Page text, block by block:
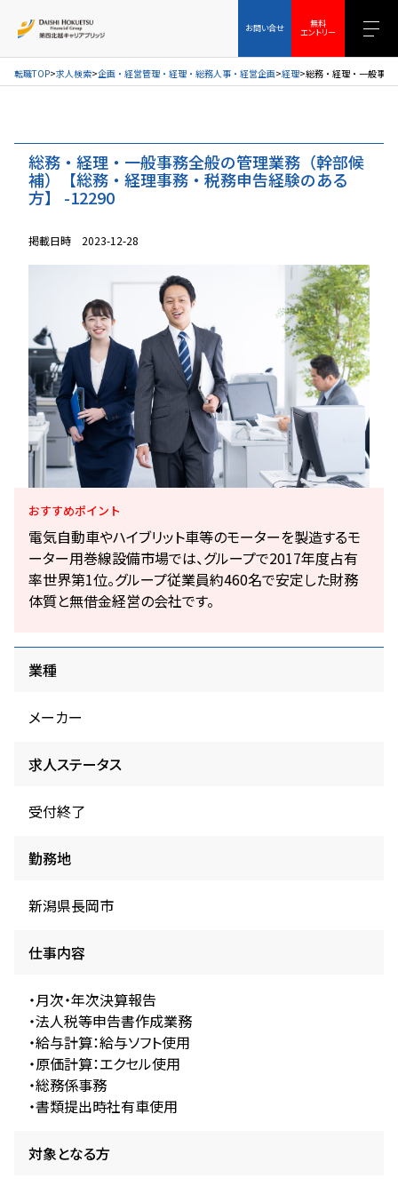
お問い合せ 無料
エントリー
お問い合せ 無料エントリー
転職TOP 求人検索 企画・経営管理・経理・総務人事・経営企画 経理 総務・経理・一般事
総務・経理・一般事務全般の管理業務（幹部候
補）【総務・経理事務・税務申告経験のある
方】 -12290
掲載日時 2023-12-28
おすすめポイント
電気自動車やハイブリット車等のモーターを製造するモ
ーター用巻線設備市場では、グループで2017年度占有
率世界第1位。グループ従業員約460名で安定した財務
体質と無借金経営の会社です。
業種
メーカー
求人ステータス
受付終了
勤務地
新潟県長岡市
仕事内容
・月次・年次決算報告
・法人税等申告書作成業務
・給与計算：給与ソフト使用
・原価計算：エクセル使用
・総務係事務
・書類提出時社有車使用
対象となる方